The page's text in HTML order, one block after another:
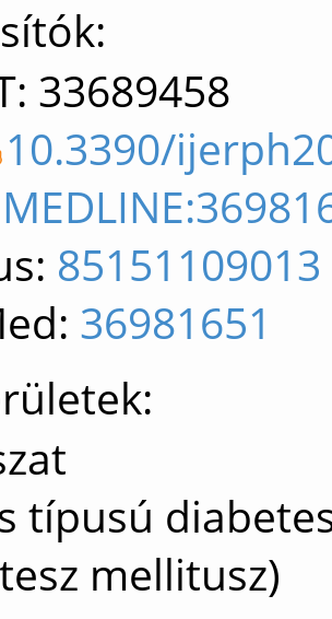
33689458
10.3390/
85151109013
36981651
típusú
mellitusz)